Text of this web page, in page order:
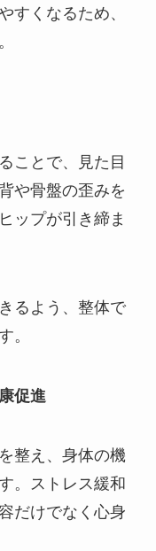
すくなるため、
ことで、見た目
や骨盤の歪みを
ップが引き締ま
るよう、整体で
。
促進
整え、身体の機
。ストレス緩和
だけでなく心身